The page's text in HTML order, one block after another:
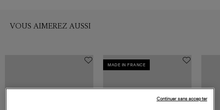
VOUS AIMEREZ AUSSI
MADE IN FRANCE
Continuer sans accepter